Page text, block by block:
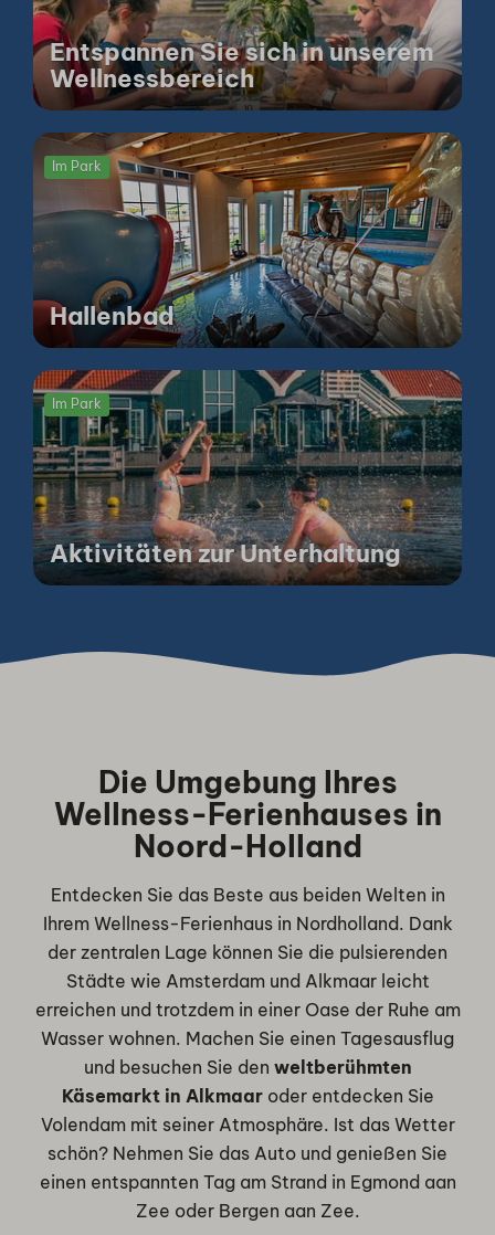
Entspannen Sie sich in unserem
Wellnessbereich
Im Park
Hallenbad
Im Park
Aktivitäten zur Unterhaltung
Die Umgebung Ihres
Wellness-Ferienhauses in
Noord-Holland
Entdecken Sie das Beste aus beiden Welten in
Ihrem Wellness-Ferienhaus in Nordholland. Dank
der zentralen Lage können Sie die pulsierenden
Städte wie Amsterdam und Alkmaar leicht
erreichen und trotzdem in einer Oase der Ruhe am
Wasser wohnen. Machen Sie einen Tagesausflug
und besuchen Sie den weltberühmten
Käsemarkt in Alkmaaroder entdecken Sie
Volendam mit seiner Atmosphäre. Ist das Wetter
schön? Nehmen Sie das Auto und genießen Sie
einen entspannten Tag am Strand in Egmond aan
Zee oder Bergen aan Zee.